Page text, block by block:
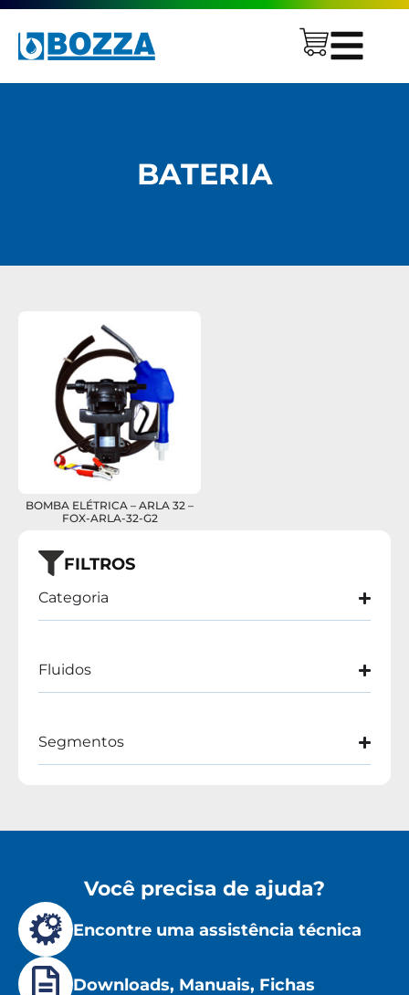
BATERIA
FILTROS
Categoria
Fluidos
Segmentos
BOMBA ELÉTRICA – ARLA 32 –
FOX-ARLA-32-G2
Você precisa de ajuda?
Encontre uma assistência técnica
Downloads, Manuais, Fichas